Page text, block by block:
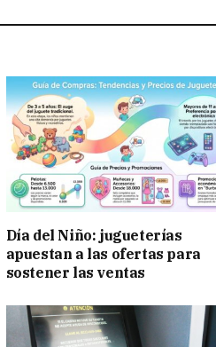
Día del Niño: jugueterías
apuestan a las ofertas para
sostener las ventas